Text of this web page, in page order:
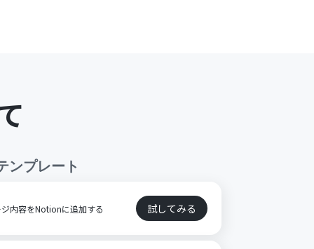
ンプレート
内容をNotionに追加する 試してみる